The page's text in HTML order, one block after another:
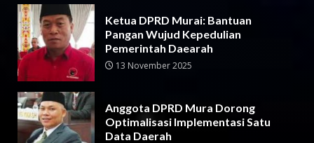
Ketua DPRD Murai: Bantuan
Pangan Wujud Kepedulian
Pemerintah Daearah
13 November 2025
Anggota DPRD Mura Dorong
Optimalisasi Implementasi Satu
Data Daerah